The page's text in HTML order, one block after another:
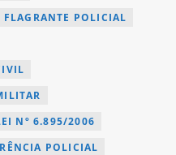
FLAGRANTE POLICIAL
Nº 6.895/2006
POLICIAL